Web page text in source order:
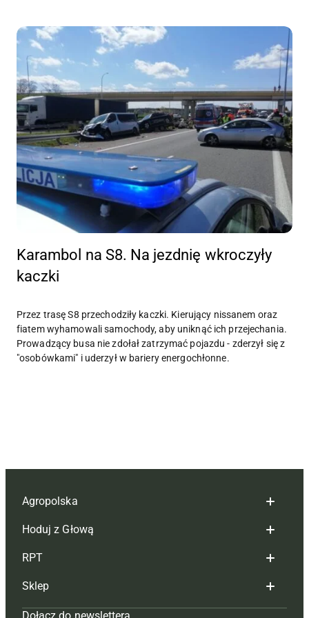
Karambol na S8. Na jezdnię wkroczyły
kaczki
Przez trasę S8 przechodziły kaczki. Kierujący nissanem oraz
fiatem wyhamowali samochody, aby uniknąć ich przejechania.
Prowadzący busa nie zdołał zatrzymać pojazdu - zderzył się z
"osobówkami" i uderzył w bariery energochłonne.
Agropolska
Redakcja
Reklama
Tagi
Hoduj z Głową
Hoduj z głową bydło
Hoduj z głową świnie
RPT
Redakcja
Sklep